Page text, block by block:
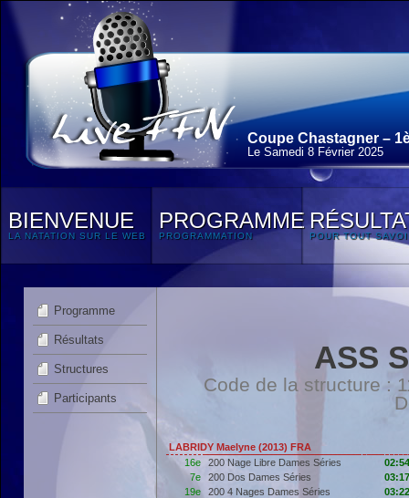
Coupe Chastagner –
Le Samedi 8 Février 2025
BIENVENUE
LA NATATION SUR LE WEB
PROGRAMME
PROGRAMMATION POUR TOUT
Programme
Résultats
Structures
Participants
ASS
Code de la structure :
LABRIDY Maelyne (2013) FRA
16e
200 Nage Libre Dames Séries
7e
200 Dos Dames Séries
19e
200 4 Nages Dames Séries